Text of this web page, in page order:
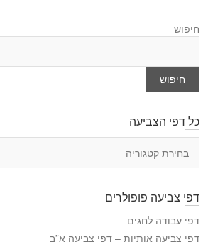
חיפוש
חיפוש
כל דפי הצביעה
י
ה
צ
דפי צביעה פופולרים
דפי עבודה לחגים
דפי צביעה אותיות – דפי צביעה א”ב